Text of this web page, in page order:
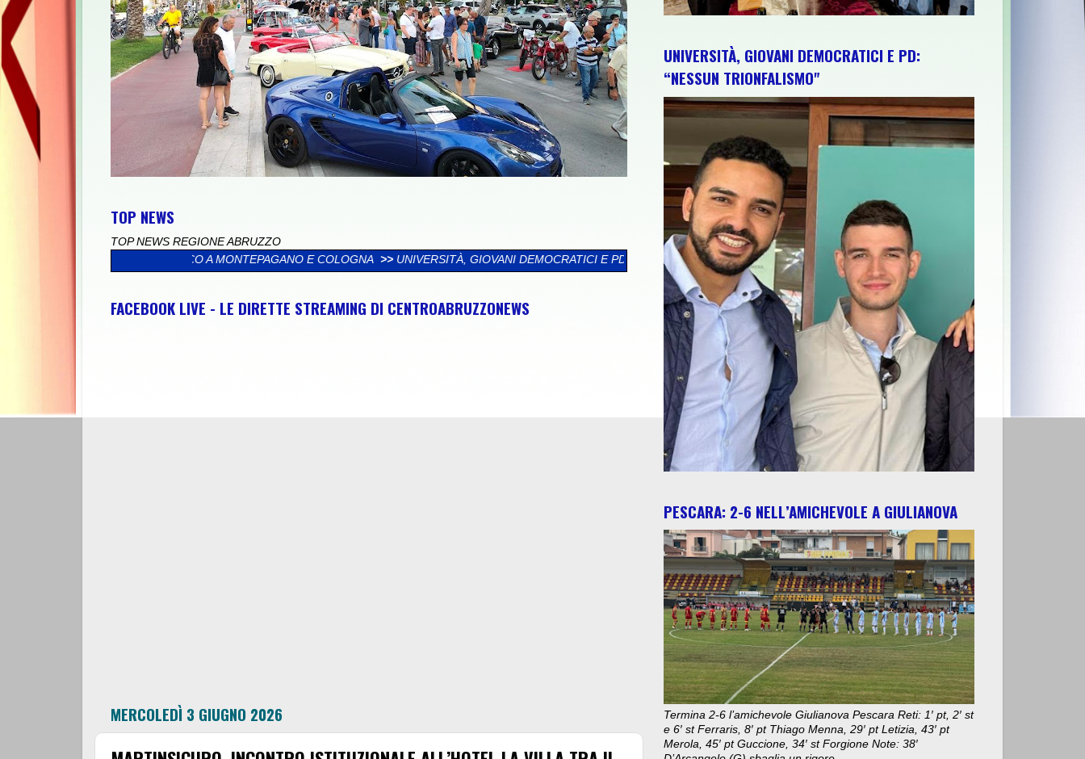
TOP NEWS
TOP NEWS REGIONE ABRUZZO
TURISTICO A MONTEPAGANO E COLOGNA >> UNIVERSITÀ, GIOVANI DEMOCRATICI E PD: “NESSUN TRIONFALISMO. IL GOVERNO CONTINUA A SOTTOFINANZIARE GLI ATENEI E L’ABRUZZO RESTA
FACEBOOK LIVE - LE DIRETTE STREAMING DI CENTROABRUZZONEWS
MERCOLEDÌ 3 GIUGNO 2026
UNIVERSITÀ, GIOVANI DEMOCRATICI E PD:
“NESSUN TRIONFALISMO"
PESCARA: 2-6 NELL’AMICHEVOLE A GIULIANOVA
Termina 2-6 l’amichevole Giulianova Pescara Reti: 1′ pt, 2′ st
e 6′ st Ferraris, 8′ pt Thiago Menna, 29′ pt Letizia, 43′ pt
Merola, 45′ pt Guccione, 34′ st Forgione Note: 38′